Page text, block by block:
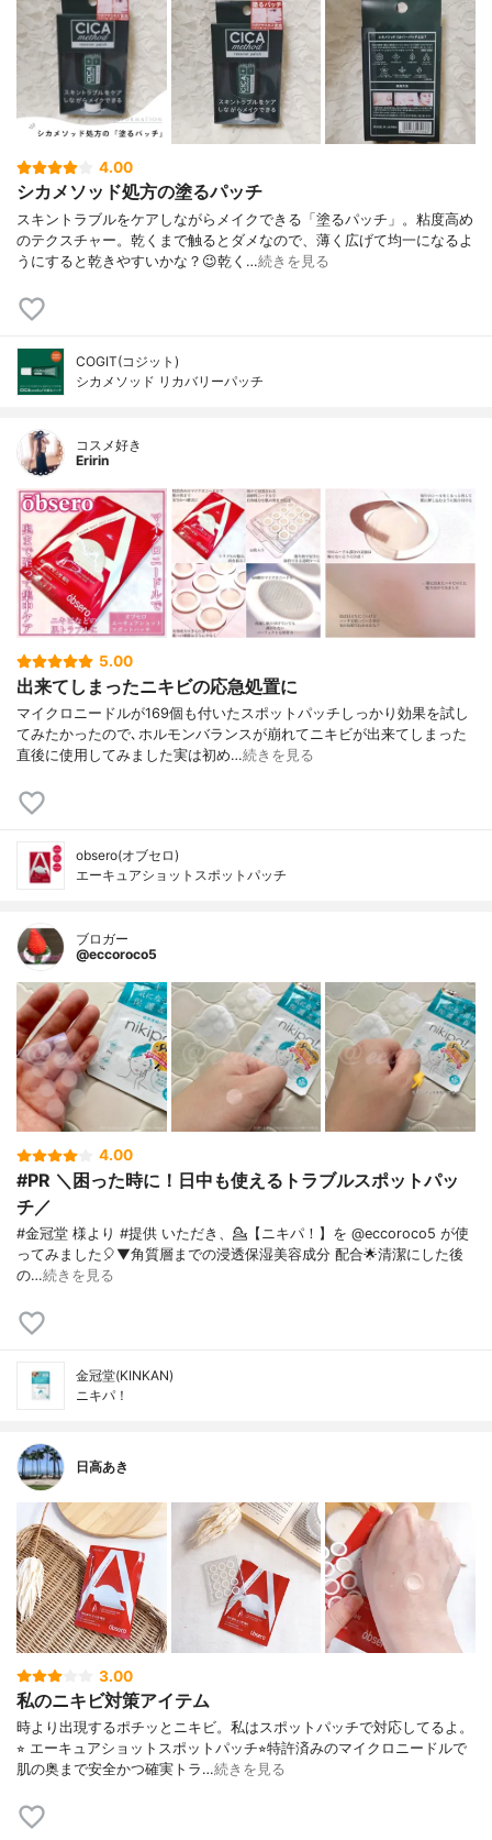
4.00
シカメソッド処方の塗るパッチ
スキントラブルをケアしながらメイクできる「塗るパッチ」。粘度高め
のテクスチャー。乾くまで触るとダメなので、薄く広げて均一になるよ
うにすると乾きやすいかな？😉乾く…続きを見る
COGIT(コジット)
シカメソッド リカバリーパッチ
コスメ好き
Eririn
5.00
出来てしまったニキビの応急処置に
マイクロニードルが169個も付いたスポットパッチしっかり効果を試し
てみたかったので､ホルモンバランスが崩れてニキビが出来てしまった
直後に使用してみました実は初め…続きを見る
obsero(オブセロ)
エーキュアショットスポットパッチ
ブロガー
@eccoroco5
4.00
#PR ＼困った時に！日中も使えるトラブルスポットパッ
チ／
⁡#金冠堂 様より #提供 いただき、💁【ニキパ！】を @eccoroco5 が使
ってみました🎈⁡⁡⁡▼⁡角質層までの浸透保湿美容成分 配合🌟⁡清潔にした後
の…続きを見る
金冠堂(KINKAN)
ニキパ！
日高あき
3.00
私のニキビ対策アイテム
時より出現するポチッとニキビ。私はスポットパッチで対応してるよ。
⭐︎ エーキュアショットスポットパッチ⭐︎特許済みのマイクロニードルで
肌の奥まで安全かつ確実トラ…続きを見る